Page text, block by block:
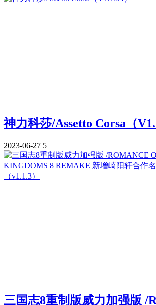
神力科莎/Assetto Corsa（
2023-06-27 5
三国志8重制版威力加强版 /